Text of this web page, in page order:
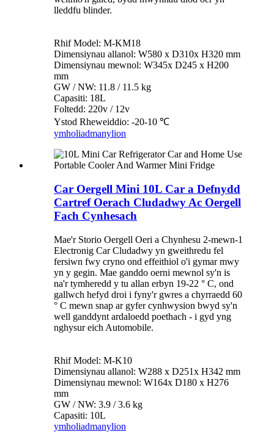
lleddfu blinder.
Rhif Model: M-KM18
Dimensiynau allanol: W580 x D310x H320 mm
Dimensiynau mewnol: W345x D245 x H200
mm
GW / NW: 11.8 / 11.5 kg
Capasiti: 18L
Foltedd: 220v / 12v
Ystod Rheweiddio: -20-10 ℃
ymholiadmanylion
Car Oergell Mini 10L Car a Defnydd
Cartref Oerach Cludadwy Ac Oergell
Fach Cynhesach
Mae'r Storio Oergell Oeri a Chynhesu 2-mewn-1
Electronig Car Cludadwy yn gweithredu fel
fersiwn fwy cryno ond effeithiol o'i gymar mwy
yn y gegin. Mae ganddo oerni mewnol sy'n is
na'r tymheredd y tu allan erbyn 19-22 ° C, ond
gallwch hefyd droi i fyny'r gwres a chyrraedd 60
° C mewn snap ar gyfer cynhwysion bwyd sy'n
well ganddynt ardaloedd poethach - i gyd yng
nghysur eich Automobile.
Rhif Model: M-K10
Dimensiynau allanol: W288 x D251x H342 mm
Dimensiynau mewnol: W164x D180 x H276
mm
GW / NW: 3.9 / 3.6 kg
Capasiti: 10L
ymholiadmanylion